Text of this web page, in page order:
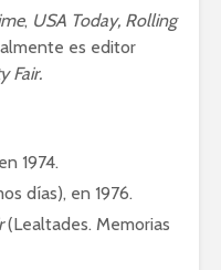
, USA Today, Rolling
es editor
Fair.
1974.
días), en 1976.
(Lealtades. Memorias